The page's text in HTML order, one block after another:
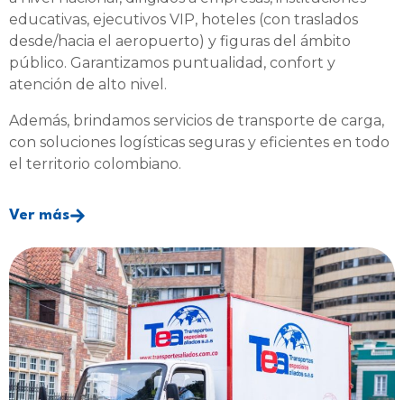
educativas, ejecutivos VIP, hoteles (con traslados
desde/hacia el aeropuerto) y figuras del ámbito
público. Garantizamos puntualidad, confort y
atención de alto nivel.
Además, brindamos servicios de transporte de carga,
con soluciones logísticas seguras y eficientes en todo
el territorio colombiano.
Ver más